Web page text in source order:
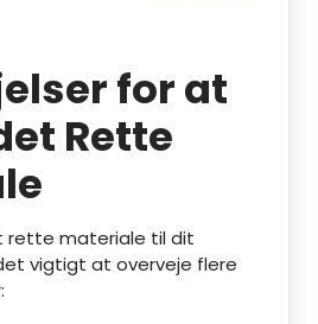
for at
Rette
rette materiale til dit
vigtigt at overveje flere